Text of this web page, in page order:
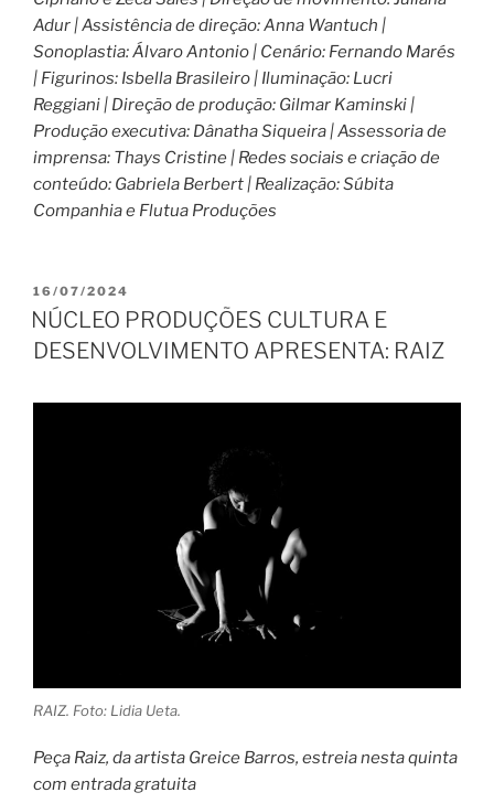
Adur | Assistência de direção: Anna Wantuch |
Sonoplastia: Álvaro Antonio | Cenário: Fernando Marés
| Figurinos: Isbella Brasileiro | Iluminação: Lucri
Reggiani | Direção de produção: Gilmar Kaminski |
Produção executiva: Dânatha Siqueira | Assessoria de
imprensa: Thays Cristine | Redes sociais e criação de
conteúdo: Gabriela Berbert | Realização: Súbita
Companhia e Flutua Produções
PUBLICADO
EM
16/07/2024
NÚCLEO PRODUÇÕES CULTURA E
DESENVOLVIMENTO APRESENTA: RAIZ
RAIZ. Foto: Lidia Ueta.
Peça Raiz, da artista Greice Barros, estreia nesta quinta
com entrada gratuita